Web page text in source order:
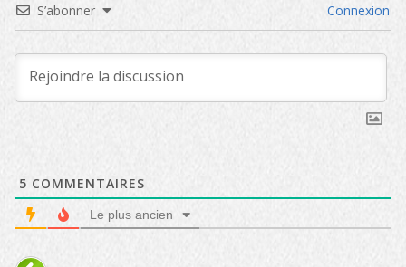
S’abonner Connexion
5 COMMENTAIRES
Le plus ancien